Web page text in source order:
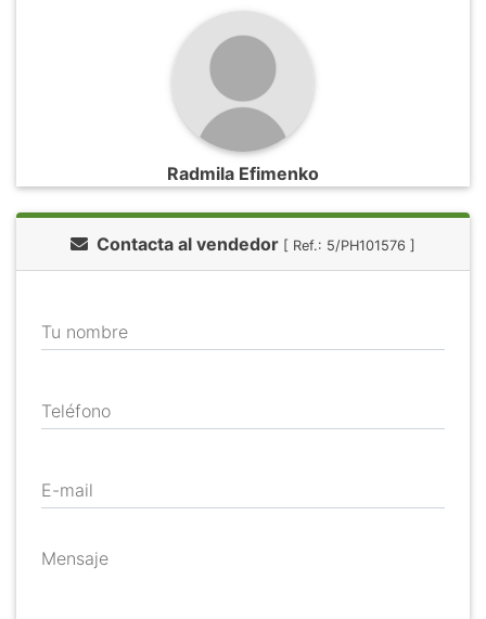
Radmila Efimenko
Contacta al vendedor [ Ref.: 5/PH101576 ]
Tu nombre
Teléfono
E-mail
Mensaje